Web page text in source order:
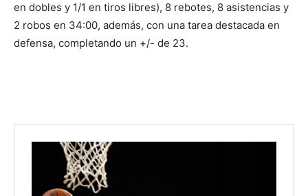
en dobles y 1/1 en tiros libres), 8 rebotes, 8 asistencias y
2 robos en 34:00, además, con una tarea destacada en
defensa, completando un +/- de 23.